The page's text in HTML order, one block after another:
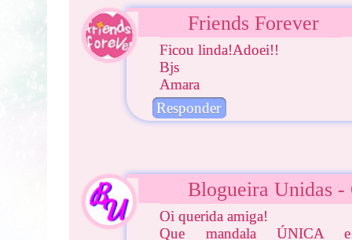
Friends Forever
Ficou linda!Adoei!!
Bjs
Amara
Responder
Blogueira Unidas
Oi querida amiga!
Que mandala ÚNICA e